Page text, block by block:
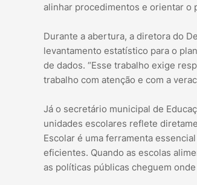
alinhar procedimentos e orientar o
Durante a abertura, a diretora do
levantamento estatístico para o
de dados. “Esse trabalho exige
trabalho com atenção e com a
Já o secretário municipal de
unidades escolares reflete
Escolar é uma ferramenta
eficientes. Quando as escolas
as políticas públicas cheguem